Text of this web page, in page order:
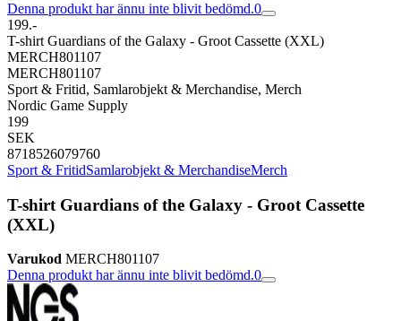
Denna produkt har ännu inte blivit bedömd.0
199.-
T-shirt Guardians of the Galaxy - Groot Cassette (XXL)
MERCH801107
MERCH801107
Sport & Fritid, Samlarobjekt & Merchandise, Merch
Nordic Game Supply
199
SEK
8718526079760
Sport & FritidSamlarobjekt & MerchandiseMerch
T-shirt Guardians of the Galaxy - Groot Cassette
(XXL)
Varukod MERCH801107
Denna produkt har ännu inte blivit bedömd.0